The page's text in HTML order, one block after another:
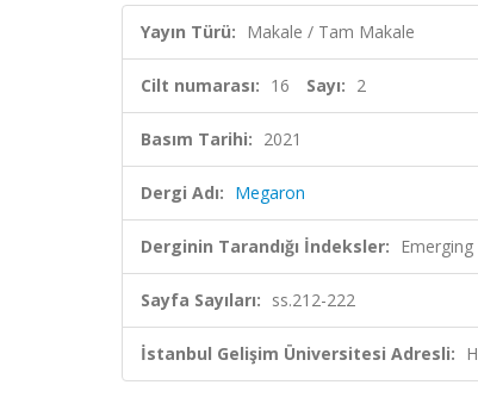
Yayın Türü: Makale / Tam Makale
Cilt numarası: 16 Sayı: 2
Basım Tarihi: 2021
Dergi Adı: Megaron
Derginin Tarandığı İndeksler:
Sayfa Sayıları: ss.212-222
İstanbul Gelişim Üniversitesi Adresli: